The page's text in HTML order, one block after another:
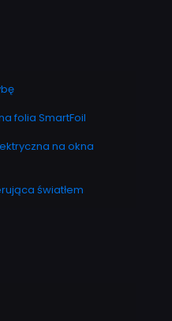
folia SmartFoil
na okna
światłem